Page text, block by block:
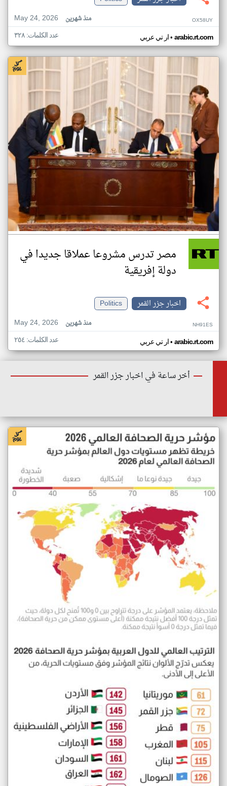
May 24, 2026
منذ شهرين OX58UY
ار تي عربي• arabic.rt.com عدد الكلمات: ٣٢٨
مصر تدرس مشروعا عملاقا جديدا في
دولة إفريقية
اخبار جزر القمر
Politics
May 24, 2026
منذ شهرين NH91ES
ار تي عربي• arabic.rt.com عدد الكلمات: ٢٥٤
أخر ساعة في اخبار جزر القمر